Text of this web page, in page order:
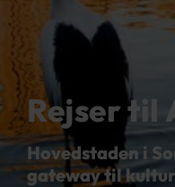
Rejser til
Hovedstaden i
gateway til